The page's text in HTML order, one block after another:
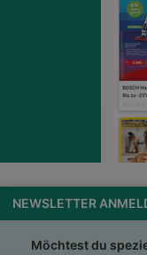
NEWSLETTER
Möchtest du